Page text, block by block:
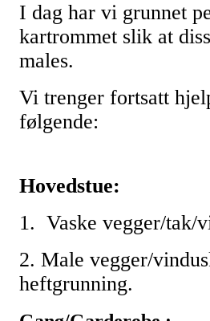
I dag har vi grunnet
kartrommet slik at
males.
Vi trenger fortsatt
følgende:
Hovedstue:
1. Vaske vegger/tak/
2. Male vegger/
heftgrunning.